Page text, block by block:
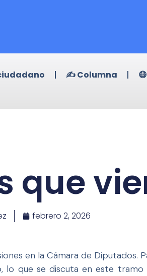
✍️ Columna
que
febrero 2, 2026
en la Cámara de Diputados.
lo que se discuta en este